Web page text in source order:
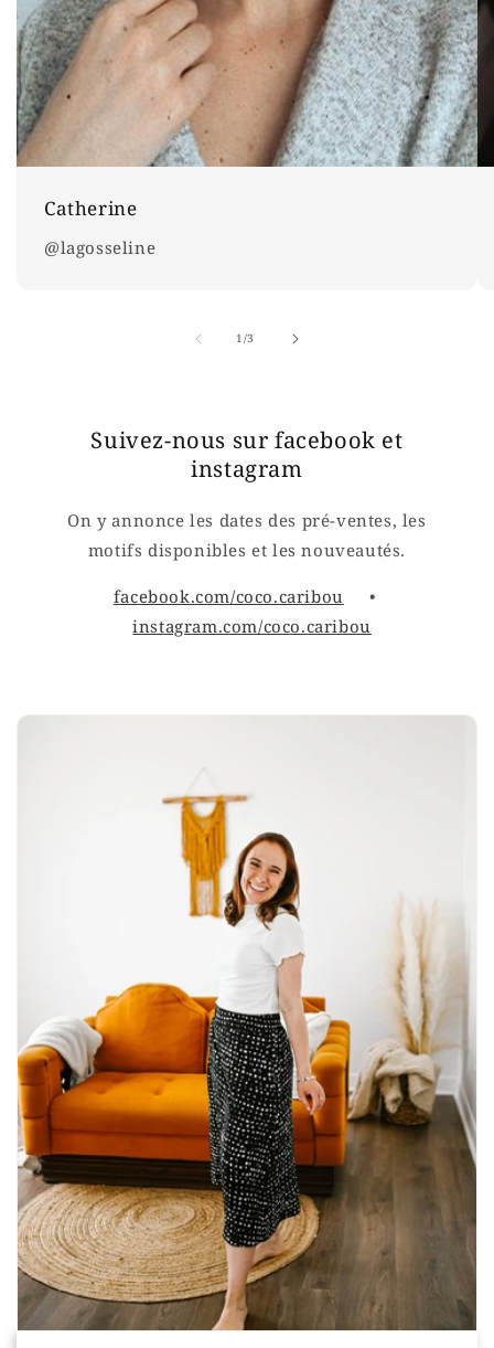
Catherine
@lagosseline
1/
de3
Suivez-nous sur facebook et
instagram
On y annonce les dates des pré-ventes, les
motifs disponibles et les nouveautés.
facebook.com/coco.caribou
•
instagram.com/coco.caribou